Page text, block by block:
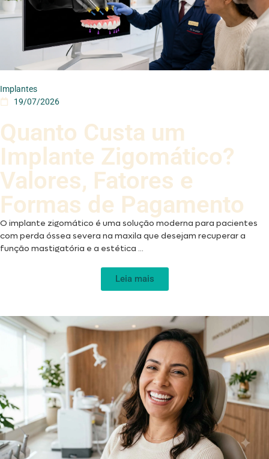
Implantes
19/07/2026
Quanto Custa um
Implante Zigomático?
Valores, Fatores e
Formas de Pagamento
O implante zigomático é uma solução moderna para pacientes
com perda óssea severa na maxila que desejam recuperar a
função mastigatória e a estética ...
Leia mais